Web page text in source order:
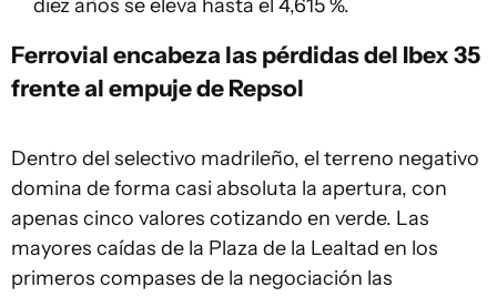
diez años se eleva hasta el 4,615 %.
Ferrovial encabeza las pérdidas del Ibex 35
frente al empuje de Repsol
Dentro del selectivo madrileño, el terreno negativo
domina de forma casi absoluta la apertura, con
apenas cinco valores cotizando en verde. Las
mayores caídas de la Plaza de la Lealtad en los
primeros compases de la negociación las